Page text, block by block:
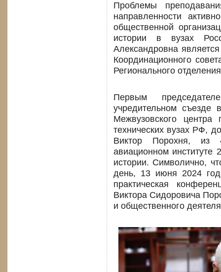
Проблемы
направленности
общественной
истории в вузах
Александровна
Координационного
Регионального
Первым
учредительном съезде
Межвузовского центра
технических вузах РФ,
Виктор Порохня,
авиационном институте
истории. Символично,
день, 13 июня 2024
практическая
Виктора Сидоровича
и общественного